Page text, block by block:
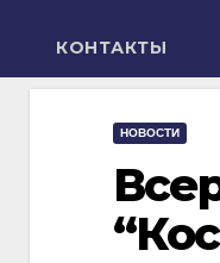
КОНТАКТЫ
НОВОСТИ